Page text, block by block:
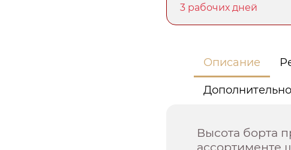
3 рабочих дней
Описание
Дополнительно
Высота борта